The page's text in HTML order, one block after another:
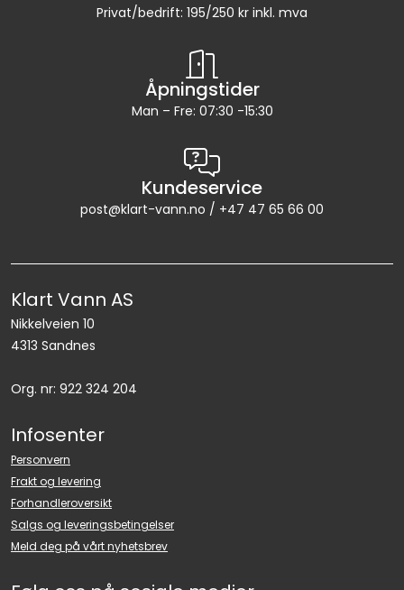
Privat/bedrift: 195/250 kr inkl. mva
Åpningstider
Man – Fre: 07:30 -15:30
Kundeservice
post@klart-vann.no / +47 47 65 66 00
Klart Vann AS
Nikkelveien 10
4313 Sandnes
Org. nr: 922 324 204
Infosenter
Personvern
Frakt og levering
Forhandleroversikt
Salgs og leveringsbetingelser
Meld deg på vårt nyhetsbrev